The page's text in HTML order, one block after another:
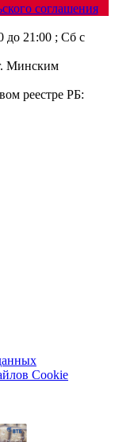
соглашения
до 21:00 ; Сб c
Минским
реестре РБ:
Cookie